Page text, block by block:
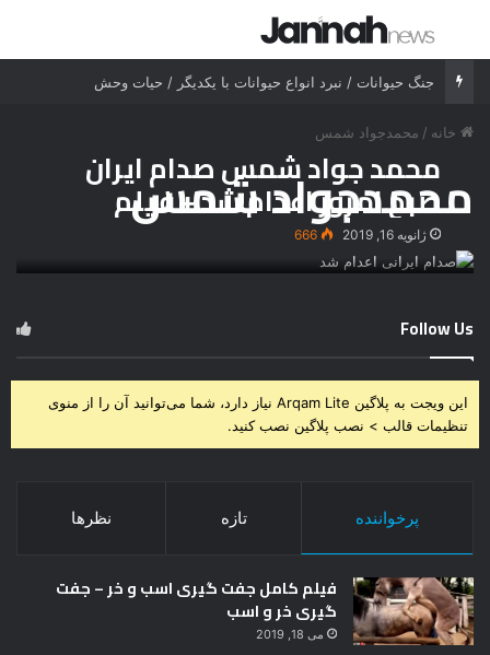
جستجو برای
جنگ حیوانات / نبرد انواع حیوانات با یکدیگر / حیات وحش
خانه / محمدجواد شمس
محمدجواد شمس
محمد جواد شمس صدام ایران
صبح امروز اعدام شد + فیلم
اعدام
ژانویه 16, 2019 666
Follow Us
این ویجت به پلاگین Arqam Lite نیاز دارد، شما می‌توانید آن را از منوی
تنظیمات قالب > نصب پلاگین نصب کنید.
پرخواننده تازه نظرها
فیلم کامل جفت گیری اسب و خر – جفت
گیری خر و اسب
می 18, 2019